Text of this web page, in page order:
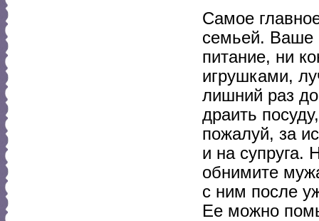
Самое
семьей. Ваше
питание, ни
игрушками,
лишний раз
драить
пожалуй, за
и на супруга.
обнимите
с ним после
Ее можно